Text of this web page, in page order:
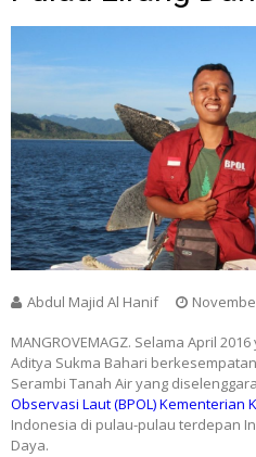
Abdul Majid Al Hanif
MANGROVEMAGZ. Selama April
Aditya Sukma Bahari
Serambi Tanah Air yang
Observasi Laut (BPOL) Kementerian
Indonesia di pulau-pulau terdepan
Daya.